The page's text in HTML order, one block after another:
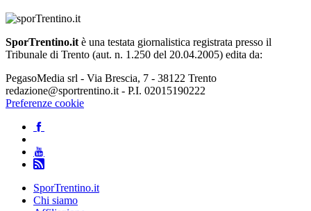
SporTrentino.it è una testata giornalistica registrata presso il
Tribunale di Trento (aut. n. 1.250 del 20.04.2005) edita da:
PegasoMedia srl - Via Brescia, 7 - 38122 Trento
redazione@sportrentino.it - P.I. 02015190222
Preferenze cookie
SporTrentino.it
Chi siamo